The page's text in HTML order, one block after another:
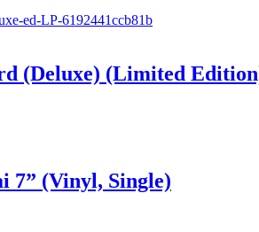
(Deluxe) (Limited
7” (Vinyl, Single)